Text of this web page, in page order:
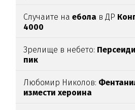
Случаите наебола в ДР
4000
Зрелище в небето:
пик
Любомир Николов:
измести хероина